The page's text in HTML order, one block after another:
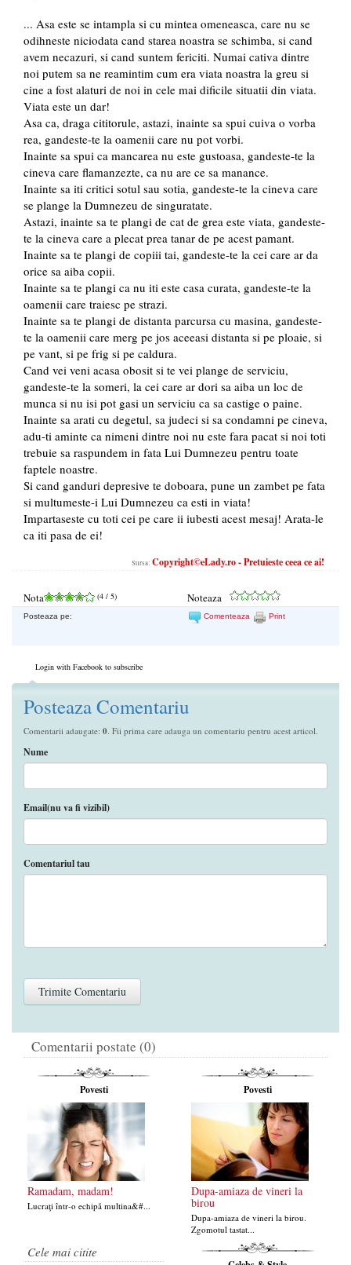
... Asa este se intampla si cu mintea omeneasca, care nu se
odihneste niciodata cand starea noastra se schimba, si cand
avem necazuri, si cand suntem fericiti. Numai cativa dintre
noi putem sa ne reamintim cum era viata noastra la greu si
cine a fost alaturi de noi in cele mai dificile situatii din viata.
Viata este un dar!
Asa ca, draga cititorule, astazi, inainte sa spui cuiva o vorba
rea, gandeste-te la oamenii care nu pot vorbi.
Inainte sa spui ca mancarea nu este gustoasa, gandeste-te la
cineva care flamanzezte, ca nu are ce sa manance.
Inainte sa iti critici sotul sau sotia, gandeste-te la cineva care
se plange la Dumnezeu de singuratate.
Astazi, inainte sa te plangi de cat de grea este viata, gandeste-
te la cineva care a plecat prea tanar de pe acest pamant.
Inainte sa te plangi de copiii tai, gandeste-te la cei care ar da
orice sa aiba copii.
Inainte sa te plangi ca nu iti este casa curata, gandeste-te la
oamenii care traiesc pe strazi.
Inainte sa te plangi de distanta parcursa cu masina, gandeste-
te la oamenii care merg pe jos aceeasi distanta si pe ploaie, si
pe vant, si pe frig si pe caldura.
Cand vei veni acasa obosit si te vei plange de serviciu,
gandeste-te la someri, la cei care ar dori sa aiba un loc de
munca si nu isi pot gasi un serviciu ca sa castige o paine.
Inainte sa arati cu degetul, sa judeci si sa condamni pe cineva,
adu-ti aminte ca nimeni dintre noi nu este fara pacat si noi toti
trebuie sa raspundem in fata Lui Dumnezeu pentru toate
faptele noastre.
Si cand ganduri depresive te doboara, pune un zambet pe fata
si multumeste-i Lui Dumnezeu ca esti in viata!
Impartaseste cu toti cei pe care ii iubesti acest mesaj! Arata-le
ca iti pasa de ei!
Sursa: Copyright©eLady.ro - Pretuieste ceea ce ai!
Nota (4 / 5) Noteaza
Posteaza pe: Comenteaza Print
Login with Facebook to subscribe
Posteaza Comentariu
Comentarii adaugate: 0. Fii prima care adauga un comentariu pentru acest articol.
Nume
Email(nu va fi vizibil)
Comentariul tau
Comentarii postate (0)
Povesti
Ramadam, madam!
Lucraţi într-o echipă multina&#...
Povesti
Dupa-amiaza de vineri la
birou
Dupa-amiaza de vineri la birou.
Zgomotul tastat...
Cele mai citite